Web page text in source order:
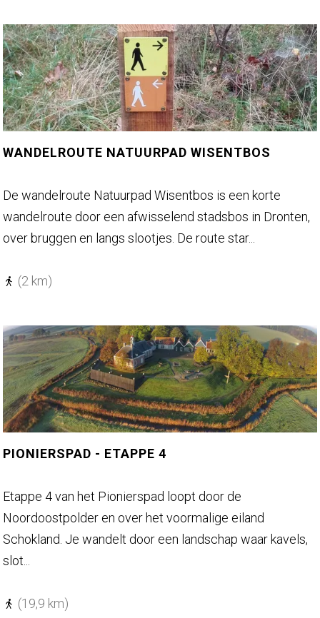
r
h
i
s
t
o
r
s
c
h
r
t
e
d
e
A
b
e
r
t
WANDELROUTE NATUURPAD WISENTBOS
W
a
n
e
r
o
u
t
e
N
a
u
u
r
p
d
De wandelroute Natuurpad Wisentbos is een korte
wandelroute door een afwisselend stadsbos in Dronten,
over bruggen en langs slootjes. De route star...
(2 km)
PIONIERSPAD - ETAPPE 4
P
i
o
n
e
Etappe 4 van het Pionierspad loopt door de
Noordoostpolder en over het voormalige eiland
Schokland. Je wandelt door een landschap waar kavels,
slot...
(19,9 km)